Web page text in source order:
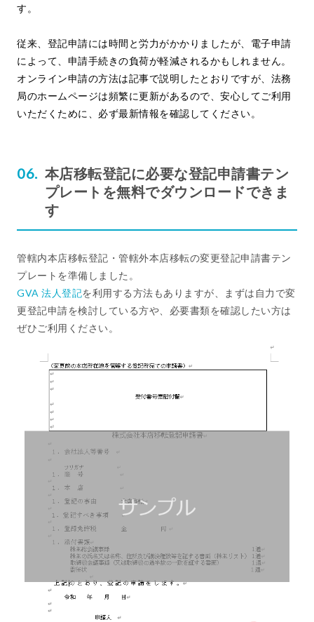
す。
従来、登記申請には時間と労力がかかりましたが、電子申請
によって、申請手続きの負荷が軽減されるかもしれません。
オンライン申請の方法は記事で説明したとおりですが、法務
局のホームページは頻繁に更新があるので、安心してご利用
いただくために、必ず最新情報を確認してください。
本店移転登記に必要な登記申請書テン
プレートを無料でダウンロードできま
す
管轄内本店移転登記・管轄外本店移転の変更登記申請書テン
プレートを準備しました。
GVA 法人登記を利用する方法もありますが、まずは自力で変
更登記申請を検討している方や、必要書類を確認したい方は
ぜひご利用ください。